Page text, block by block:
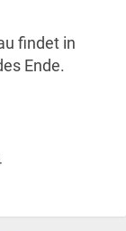
findet in
Ende.